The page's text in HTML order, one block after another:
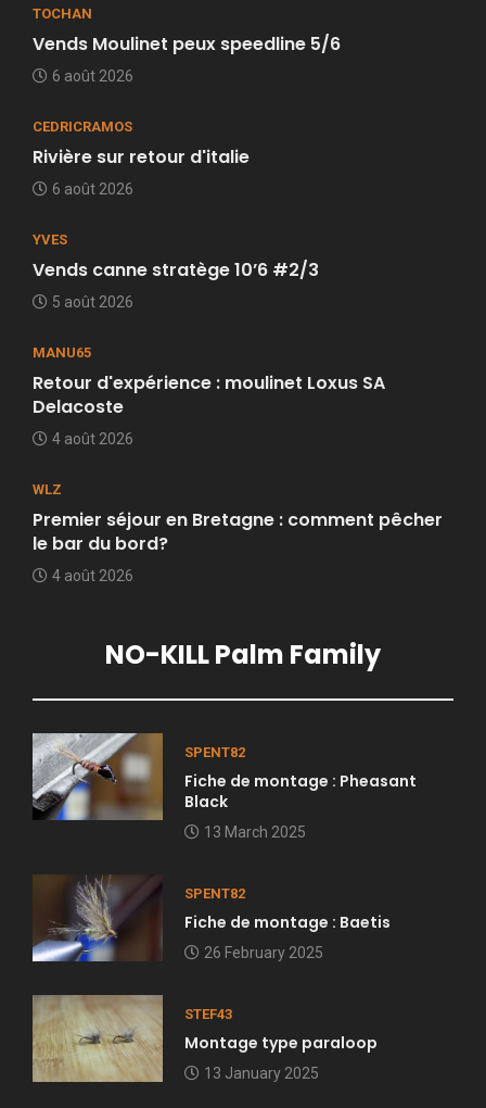
TOCHAN
Vends Moulinet peux speedline 5/6
6 août 2026
CEDRICRAMOS
Rivière sur retour d'italie
6 août 2026
YVES
Vends canne stratège 10’6 #2/3
5 août 2026
MANU65
Retour d'expérience : moulinet Loxus SA
Delacoste
4 août 2026
WLZ
Premier séjour en Bretagne : comment pêcher
le bar du bord?
4 août 2026
NO-KILL Palm Family
SPENT82
Fiche de montage : Pheasant
Black
13 March 2025
SPENT82
Fiche de montage : Baetis
26 February 2025
STEF43
Montage type paraloop
13 January 2025